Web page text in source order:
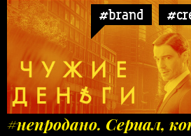
#brand
#непродано. Сериал,